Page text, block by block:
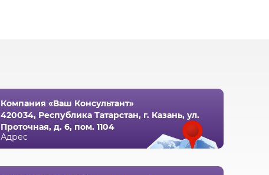
Компания «Ваш Консультант»
420034, Республика Татарстан, г. Казань, ул.
Проточная, д. 6, пом. 1104
Адрес